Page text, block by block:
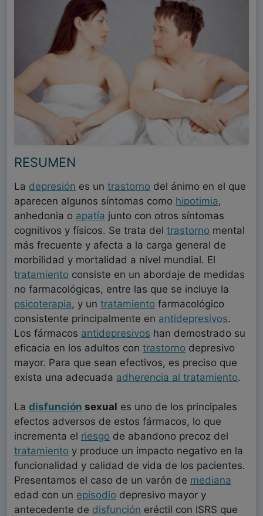
RESUMEN
La depresión es un trastorno del ánimo en el que
aparecen algunos síntomas como hipotimia,
anhedonia o apatía junto con otros síntomas
cognitivos y físicos. Se trata del trastorno mental
más frecuente y afecta a la carga general de
morbilidad y mortalidad a nivel mundial. El
tratamiento consiste en un abordaje de medidas
no farmacológicas, entre las que se incluye la
psicoterapia, y un tratamiento farmacológico
consistente principalmente en antidepresivos.
Los fármacos antidepresivos han demostrado su
eficacia en los adultos con trastorno depresivo
mayor. Para que sean efectivos, es preciso que
exista una adecuada adherencia al tratamiento.
La disfunción sexual es uno de los principales
efectos adversos de estos fármacos, lo que
incrementa el riesgo de abandono precoz del
tratamiento y produce un impacto negativo en la
funcionalidad y calidad de vida de los pacientes.
Presentamos el caso de un varón de mediana
edad con un episodio depresivo mayor y
antecedente de disfunción eréctil con ISRS que